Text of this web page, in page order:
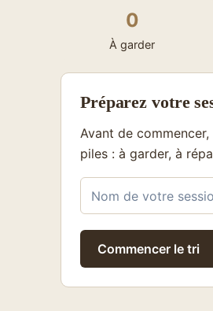
0
À garder
Préparez votre
Avant de
piles : à garder, à
Commencer le tri